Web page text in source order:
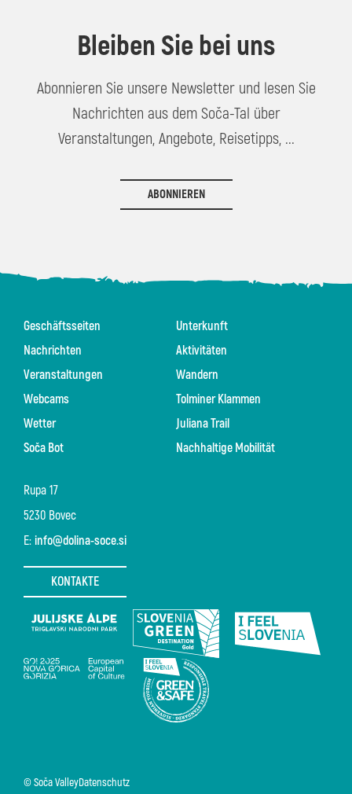
Bleiben Sie bei uns
Abonnieren Sie unsere Newsletter und lesen Sie
Nachrichten aus dem Soča-Tal über
Veranstaltungen, Angebote, Reisetipps, ...
ABONNIEREN
Rupa 17
5230 Bovec
E: info@dolina-soce.si
KONTAKTE
Geschäftsseiten
Nachrichten
Veranstaltungen
Webcams
Wetter
Soča Bot
Unterkunft
Aktivitäten
Wandern
Tolminer Klammen
Juliana Trail
Nachhaltige Mobilität
© Soča ValleyDatenschutz